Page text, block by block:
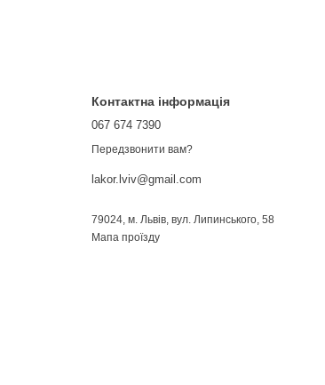
Контактна інформація
067 674 7390
Передзвонити вам?
lakor.lviv@gmail.com
79024, м. Львів, вул. Липинського, 58
Мапа проїзду